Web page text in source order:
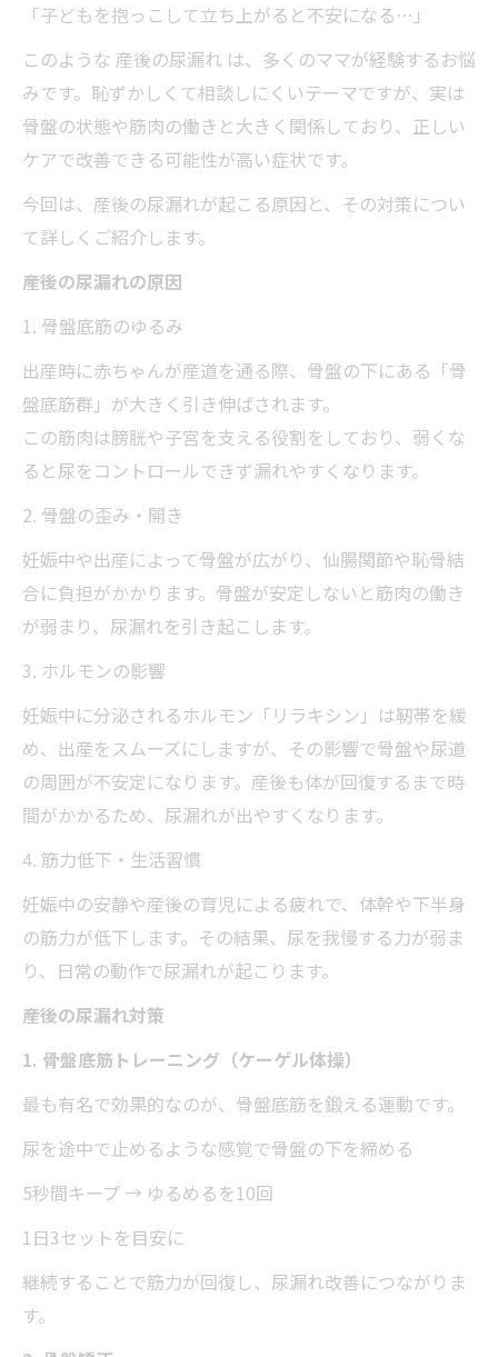
「子どもを抱っこして立ち上がると不安になる…」
このような 産後の尿漏れ は、多くのママが経験するお悩
みです。恥ずかしくて相談しにくいテーマですが、実は
骨盤の状態や筋肉の働きと大きく関係しており、正しい
ケアで改善できる可能性が高い症状です。
今回は、産後の尿漏れが起こる原因と、その対策につい
て詳しくご紹介します。
産後の尿漏れの原因
1. 骨盤底筋のゆるみ
出産時に赤ちゃんが産道を通る際、骨盤の下にある「骨
盤底筋群」が大きく引き伸ばされます。
この筋肉は膀胱や子宮を支える役割をしており、弱くな
ると尿をコントロールできず漏れやすくなります。
2. 骨盤の歪み・開き
妊娠中や出産によって骨盤が広がり、仙腸関節や恥骨結
合に負担がかかります。骨盤が安定しないと筋肉の働き
が弱まり、尿漏れを引き起こします。
3. ホルモンの影響
妊娠中に分泌されるホルモン「リラキシン」は靭帯を緩
め、出産をスムーズにしますが、その影響で骨盤や尿道
の周囲が不安定になります。産後も体が回復するまで時
間がかかるため、尿漏れが出やすくなります。
4. 筋力低下・生活習慣
妊娠中の安静や産後の育児による疲れで、体幹や下半身
の筋力が低下します。その結果、尿を我慢する力が弱ま
り、日常の動作で尿漏れが起こります。
産後の尿漏れ対策
1. 骨盤底筋トレーニング（ケーゲル体操）
最も有名で効果的なのが、骨盤底筋を鍛える運動です。
尿を途中で止めるような感覚で骨盤の下を締める
5秒間キープ → ゆるめるを10回
1日3セットを目安に
継続することで筋力が回復し、尿漏れ改善につながりま
す。